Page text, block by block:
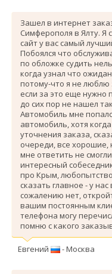
Зашел в интернет
Симферополя в Ялту. Я
сайт у вас самый
Побоялся что
по обложке судить
когда узнал что
потому-что я не
если за это еще нужно
до сих пор не нашел
Автомобиль мне
автомобиль, хотя
уточнения заказа,
очереди, все хорошие,
мне ответить не
интересный
про Крым,
сказать главное - у
сожалению нет,
вашим постоянным
телефона могу
помню с какого
Евгений - Москва